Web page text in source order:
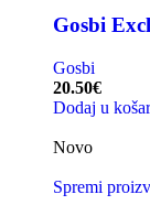
Gosbi
Gosbi
20.50€
Dodaj u
Novo
Spremi